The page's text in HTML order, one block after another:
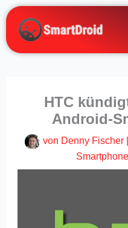
Zum
Inhalt
springen
HTC
Android-
von Denny Fischer
Smartphone